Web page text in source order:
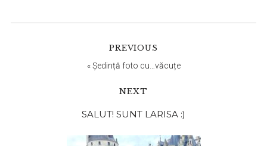
PREVIOUS
«Ședință foto cu…văcuțe
NEXT
principală
SALUT! SUNT LARISA :)